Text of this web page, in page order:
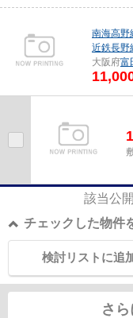
南海高野
近鉄長野
大阪府富
該当公
チェックした物件
検討リストに追
さ